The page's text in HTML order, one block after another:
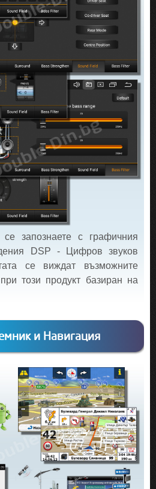
запознаете с графичния
DSP - Цифров звуков
се виждат възможните
този продукт базиран на
и Навигация